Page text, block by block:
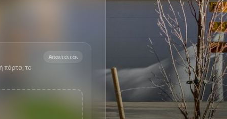
πόρτα, το
Απαιτείται